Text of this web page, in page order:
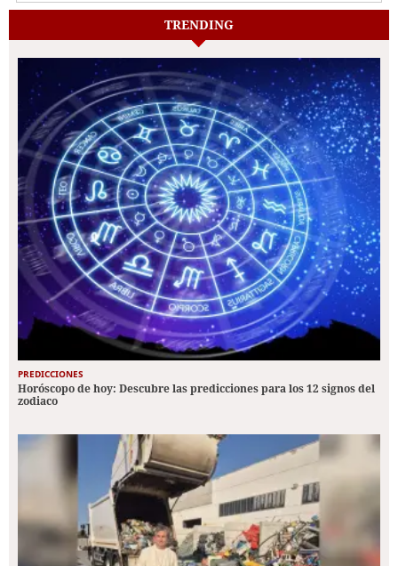
TRENDING
PREDICCIONES
Horóscopo de hoy: Descubre las predicciones para los 12 signos del
zodiaco